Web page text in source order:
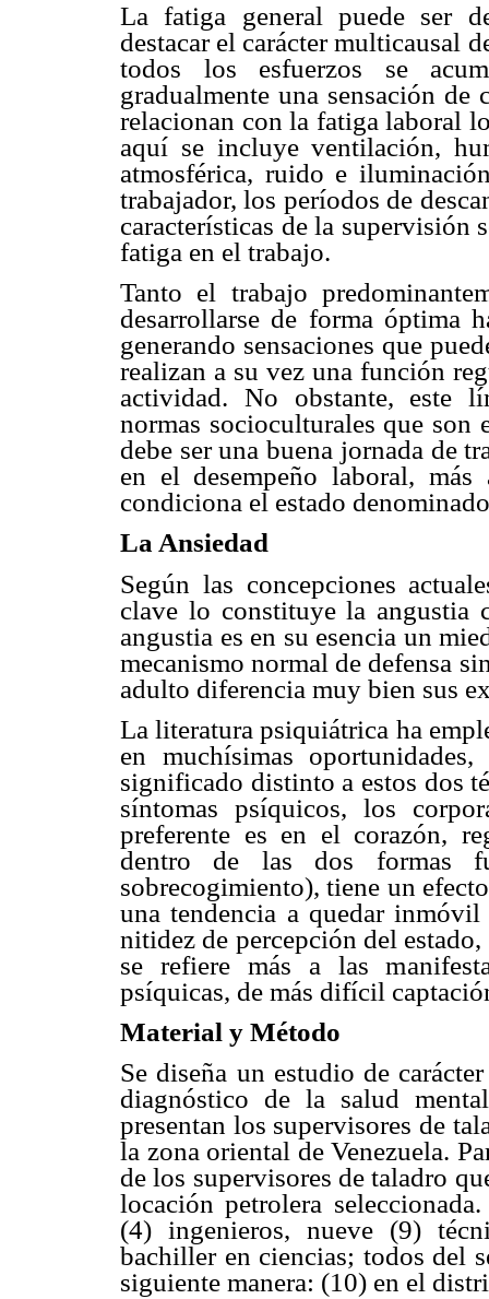
La fatiga general puede ser
destacar el carácter multicausal
todos los esfuerzos se
gradualmente una sensación
relacionan con la fatiga laboral
aquí se incluye ventilación,
atmosférica, ruido e
trabajador, los períodos de
características de la supervisión
fatiga en el trabajo.
Tanto el trabajo
desarrollarse de forma óptima
generando sensaciones que
realizan a su vez una función
actividad. No obstante, este
normas socioculturales que
debe ser una buena jornada de
en el desempeño laboral,
condiciona el estado
La Ansiedad
Según las concepciones
clave lo constituye la angustia
angustia es en su esencia un
mecanismo normal de defensa
adulto diferencia muy bien sus
La literatura psiquiátrica ha
en muchísimas
significado distinto a estos dos
síntomas psíquicos, los
preferente es en el corazón,
dentro de las dos formas
sobrecogimiento), tiene un
una tendencia a quedar
nitidez de percepción del
se refiere más a las
psíquicas, de más difícil
Material y Método
Se diseña un estudio de
diagnóstico de la salud
presentan los supervisores de
la zona oriental de Venezuela.
de los supervisores de taladro
locación petrolera
(4) ingenieros, nueve (9)
bachiller en ciencias; todos del
siguiente manera: (10) en el